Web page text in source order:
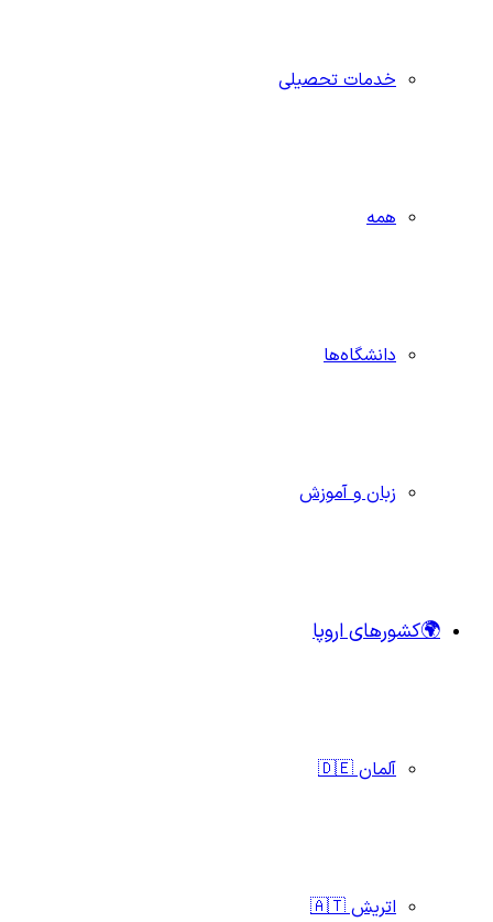
خدمات تحصیلی
همه
دانشگاه‌ها
زبان و آموزش
🌍کشورهای اروپا
آلمان 🇩🇪
اتریش 🇦🇹